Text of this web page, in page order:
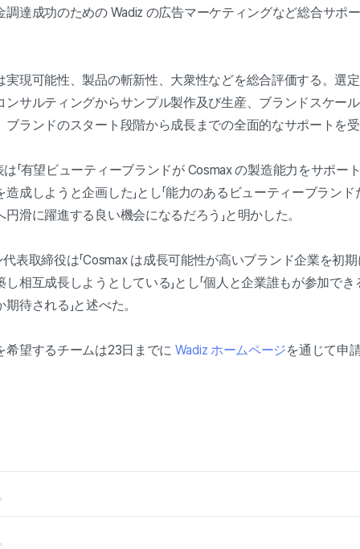
調達成功のための Wadiz の広告マーケティングなど総合サポ
実現可能性、製品の斬新性、大衆性などを総合評価する。選
ンサルティングからサンプル製作及び生産、ブランドスケー
ブランドのスタート段階から成長までの全面的なサポートを
「有望ビューティーブランドが Cosmax の製造能力をサポー
成しようと企画した」とし「能力のあるビューティーブラン
滑に躍進する良い機会になるだろう」と明かした。
表取締役は「Cosmax は成長可能性が高いブランド企業を初
相互成長しようとしている」とし「個人と企業誰もが参加で
待される」と述べた。
希望するチームは23日までに Wadiz ホームページを通じて申